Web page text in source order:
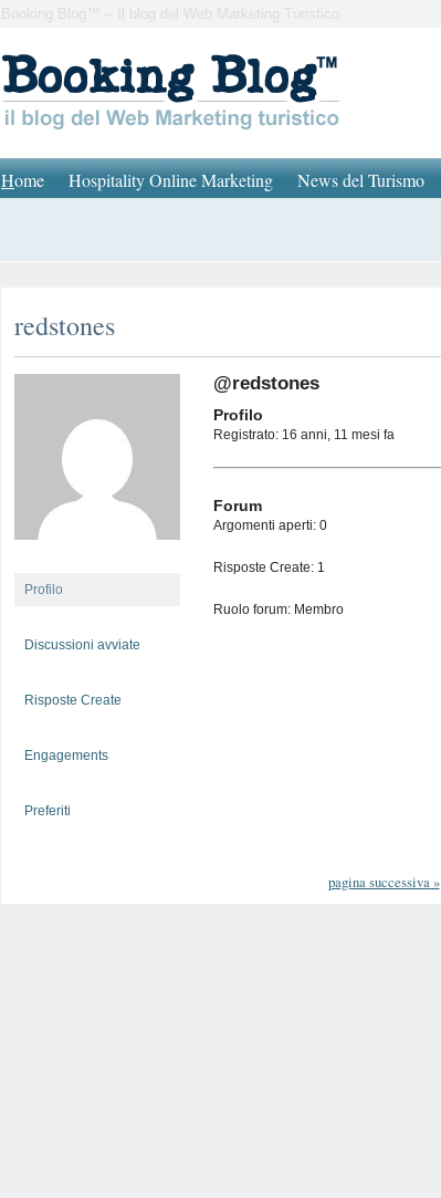
Booking Blog™ – Il blog del Web Marketing Turistico
Home Hospitality Online Marketing News del Turismo
redstones
Profilo
Discussioni avviate
Risposte Create
Engagements
Preferiti
@redstones
Profilo
Registrato: 16 anni, 11 mesi fa
Forum
Argomenti aperti: 0
Risposte Create: 1
Ruolo forum: Membro
pagina successiva»